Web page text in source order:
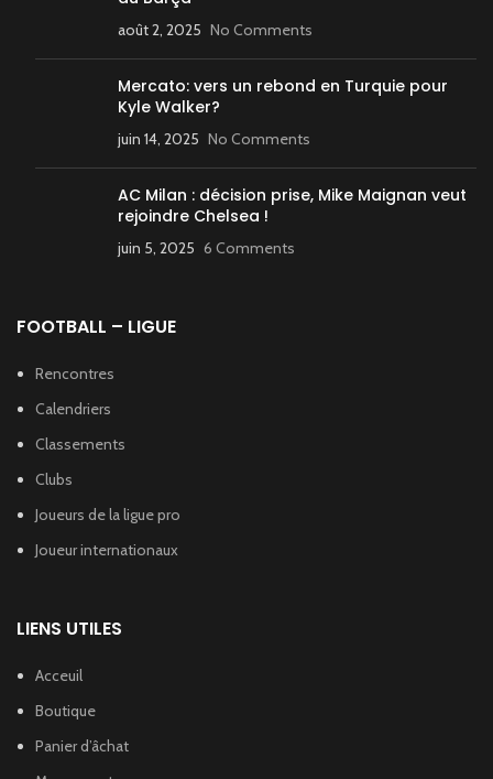
août 2, 2025 No Comments
Mercato: vers un rebond en Turquie pour
Kyle Walker?
juin 14, 2025 No Comments
AC Milan : décision prise, Mike Maignan veut
rejoindre Chelsea !
juin 5, 2025 6 Comments
FOOTBALL – LIGUE
Rencontres
Calendriers
Classements
Clubs
Joueurs de la ligue pro
Joueur internationaux
LIENS UTILES
Acceuil
Boutique
Panier d’âchat